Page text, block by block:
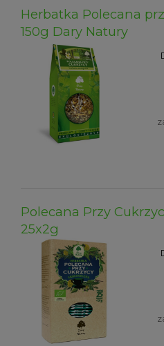
Herbatka Polecana
150g Dary Natury
Polecana Przy
25x2g